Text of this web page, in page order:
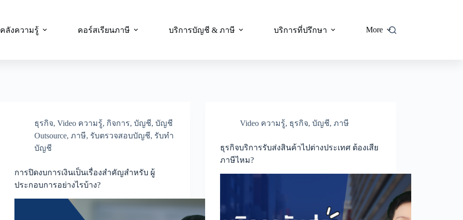
คลังความรู้ คอร์สเรียนภาษี บริการบัญชี & ภาษี บริการที่ปรึกษา More
ธุรกิจ,Video ความรู้, กิจการ,บัญชี,บัญชี
Outsource,ภาษี, รับตรวจสอบบัญชี, รับทำ
บัญชี
การปิดงบการเงินเป็นเรื่องสำคัญสำหรับ ผู้
ประกอบการอย่างไรบ้าง?
Video ความรู้, ธุรกิจ,บัญชี,ภาษี
ธุรกิจบริการรับส่งสินค้าไปต่างประเทศ ต้องเสีย
ภาษีไหม?